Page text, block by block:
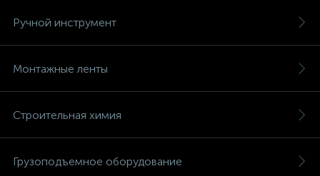
Ручной инструмент
Монтажные ленты
Строительная химия
Грузоподъемное оборудование